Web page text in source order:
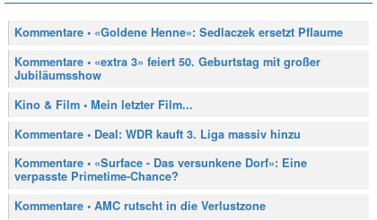
Kommentare • «Goldene Henne»: Sedlaczek ersetzt Pflaume
Kommentare • «extra 3» feiert 50. Geburtstag mit großer
Jubiläumsshow
Kino & Film • Mein letzter Film...
Kommentare • Deal: WDR kauft 3. Liga massiv hinzu
Kommentare • «Surface - Das versunkene Dorf»: Eine
verpasste Primetime-Chance?
Kommentare • AMC rutscht in die Verlustzone